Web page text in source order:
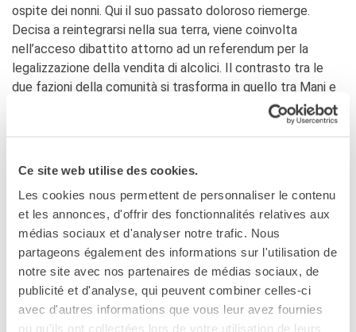
Ce site web utilise des cookies.
Les cookies nous permettent de personnaliser le contenu
et les annonces, d'offrir des fonctionnalités relatives aux
médias sociaux et d'analyser notre trafic. Nous
partageons également des informations sur l'utilisation de
notre site avec nos partenaires de médias sociaux, de
publicité et d'analyse, qui peuvent combiner celles-ci
avec d'autres informations que vous leur avez fournies
ou qu'ils ont collectées lors de votre utilisation de leurs
ospite dei nonni. Qui il suo passato doloroso riemerge.
Decisa a reintegrarsi nella sua terra, viene coinvolta
nell’acceso dibattito attorno ad un referendum per la
legalizzazione della vendita di alcolici. Il contrasto tra le
due fazioni della comunità si trasforma in quello tra Mani e
Laura, contrabbandiera bianca che intasca i profitti della
vendita illegale di alcolici sotto gli occhi di tutti, nella
Mani, étudiante en droit à Montréal, revient dans la
communauté du nord du Québec où elle a grandi. Accueillie
par ses grands parents, elle se rend compte qu’un débat
important divise la population sur la question de la
légalisation de la vente d’alcool sur le territoire. S’inspirant
d’initiatives qui ont été conduites par le passé dans
d’autres réserves, elle incite la cheffe de bande à mettre
un référendum en place. Cela ne va pas de soi puisqu’une
blanche qui tient le dépanneur du coin est largement